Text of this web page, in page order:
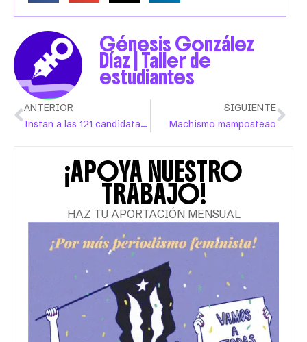
Génesis González
Díaz | Taller de
estudiantes
ANTERIOR
Instan a las 121 candidatas oficiales a adelantar la agenda de la equidad
SIGUIENTE
Machismo mamposteao
¡APOYA NUESTRO
TRABAJO!
HAZ TU APORTACIÓN MENSUAL